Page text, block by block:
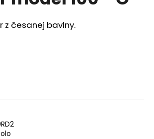
z česanej bavlny.